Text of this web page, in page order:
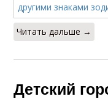
Читать дальше →
Детский